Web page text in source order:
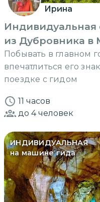
Ирина
Индивидуальная
из Дубровника в
Побывать в главном
впечатлиться его
поездке с гидом
11 часов
до 4человек
ИНДИВИДУАЛЬНАЯ
на машине гида